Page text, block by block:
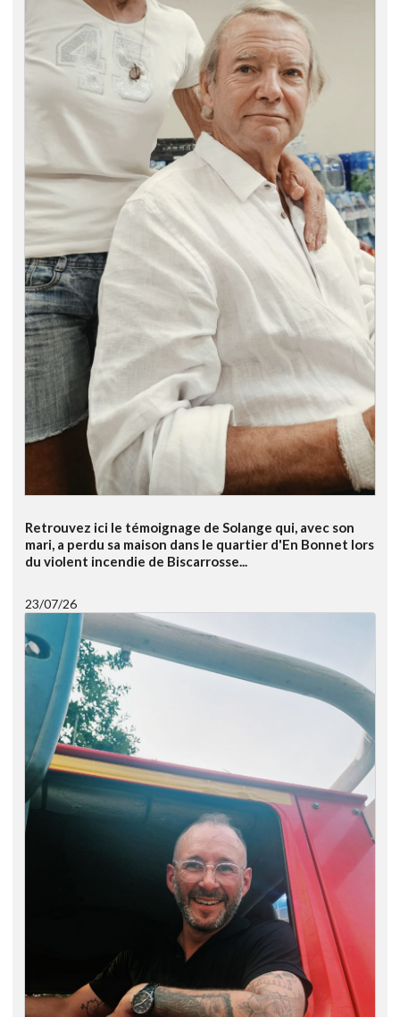
Retrouvez ici le témoignage de Solange qui, avec son
mari, a perdu sa maison dans le quartier d'En Bonnet lors
du violent incendie de Biscarrosse...
23/07/26